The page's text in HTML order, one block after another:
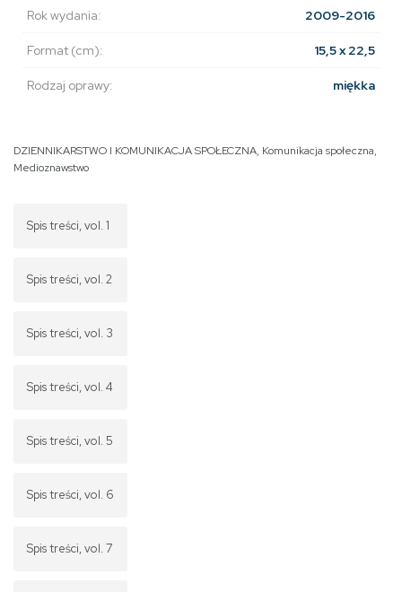
Rok wydania: 2009-2016
Format (cm): 15,5 x 22,5
Rodzaj oprawy: miękka
DZIENNIKARSTWO I KOMUNIKACJA SPOŁECZNA, Komunikacja społeczna,
Medioznawstwo
Spis treści, vol. 1
Spis treści, vol. 2
Spis treści, vol. 3
Spis treści, vol. 4
Spis treści, vol. 5
Spis treści, vol. 6
Spis treści, vol. 7